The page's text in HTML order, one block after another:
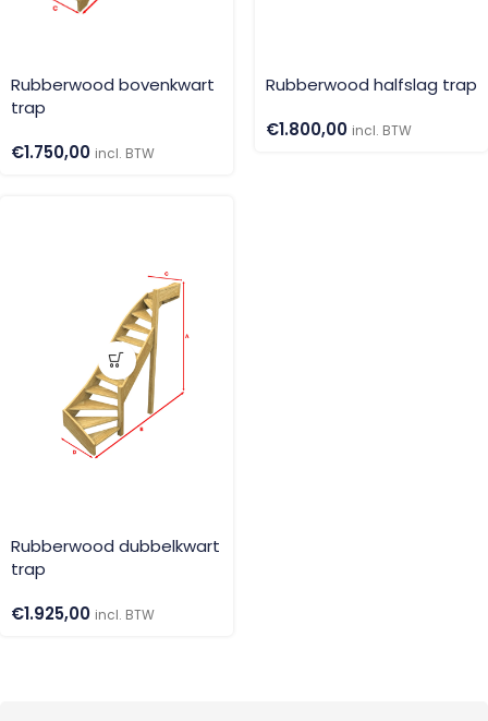
Rubberwood bovenkwart
trap
€1.750,00 incl. BTW
Rubberwood halfslag trap
€1.800,00 incl. BTW
Rubberwood dubbelkwart
trap
€1.925,00 incl. BTW